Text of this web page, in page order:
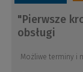
"Pierwsze
obsługi
Możliwe terminy i